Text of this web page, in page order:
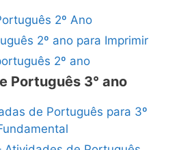
2º Ano
2º ano para Imprimir
2º ano
Português 3° ano
de Português para 3º